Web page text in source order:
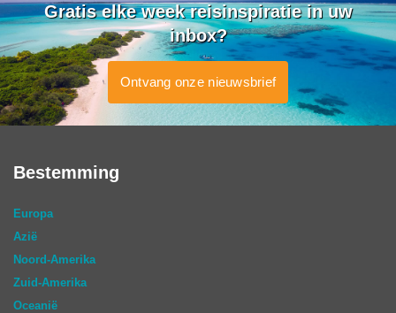
Gratis elke week reisinspiratie in uw
inbox?
Ontvang onze nieuwsbrief
Bestemming
Europa
Azië
Noord-Amerika
Zuid-Amerika
Oceanië